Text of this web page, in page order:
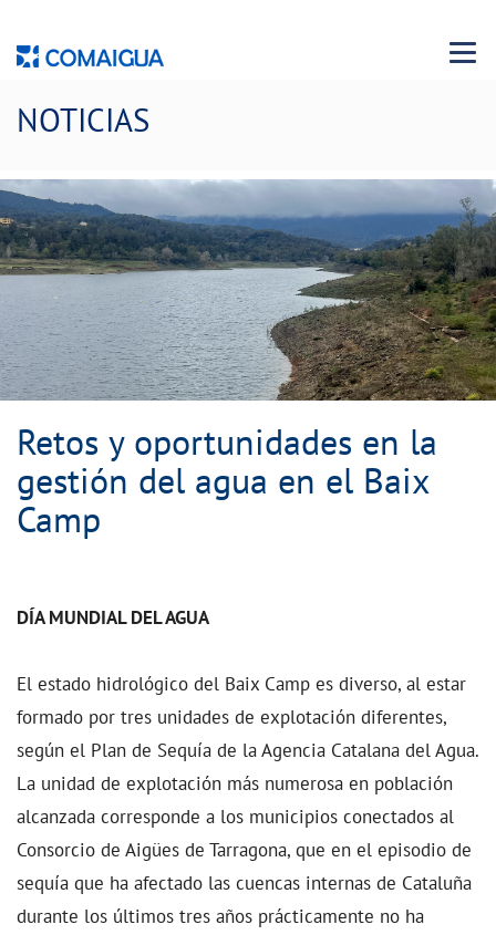
Menu
NOTICIAS
Retos y oportunidades en la gestión del
Retos y oportunidades en la
gestión del agua en el Baix
Camp
DÍA MUNDIAL DEL AGUA
El estado hidrológico del Baix Camp es diverso, al estar
formado por tres unidades de explotación diferentes,
según el Plan de Sequía de la Agencia Catalana del Agua.
La unidad de explotación más numerosa en población
alcanzada corresponde a los municipios conectados al
Consorcio de Aigües de Tarragona, que en el episodio de
sequía que ha afectado las cuencas internas de Cataluña
durante los últimos tres años prácticamente no ha